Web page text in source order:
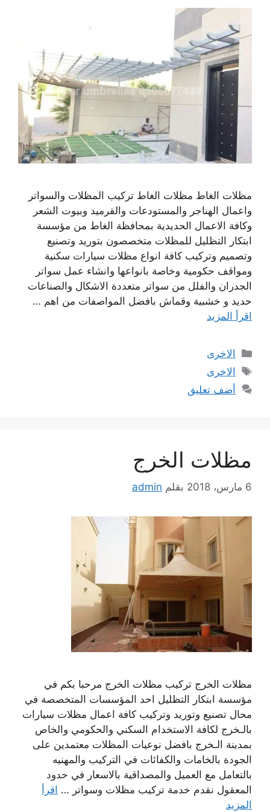
مظلات الغاط مظلات الغاط تركيب المظلات والسواتر
واعمال الهناجر والمستودعات والقرميد وبيوت الشعر
وكافة الاعمال الحديدية بمحافظة الغاط من مؤسسة
ابتكار التظليل للمظلات متخصصون بتوريد وتصنيع
وتصميم وتركيب كافة انواع مظلات سيارات سكنية
ومواقف حكومية وخاصة بانواعها وانشاء عمل سواتر
الجدران والفلل من سواتر متعددة الاشكال والصناعات
حديد و خشبية وقماش بافضل المواصفات من اهم …
اقرأ المزيد
التصنيفات
الاخرى
الوسوم
الاخرى
أضف تعليق
مظلات الخرج
6 مارس، 2018 بقلم admin
مظلات الخرج تركيب مظلات الخرج مرحبا بكم في
مؤسسة ابتكار التظليل احد المؤسسات المتخصصة في
محال تصنيع وتوريد وتركيب كافة اعمال مظلات سيارات
بالـخرج لكافة الاستخدام السكني والحكومي والخاص
بمدينة الـخرج بافضل نوعيات المظلات معتمدين على
الجودة بالخامات والكفائات في التركيب والمهنيه
بالتعامل مع العميل والمصداقية بالاسعار في حدود
المعقول نقدم خدمة تركيب مظلات وسواتر … اقرأ
المزيد